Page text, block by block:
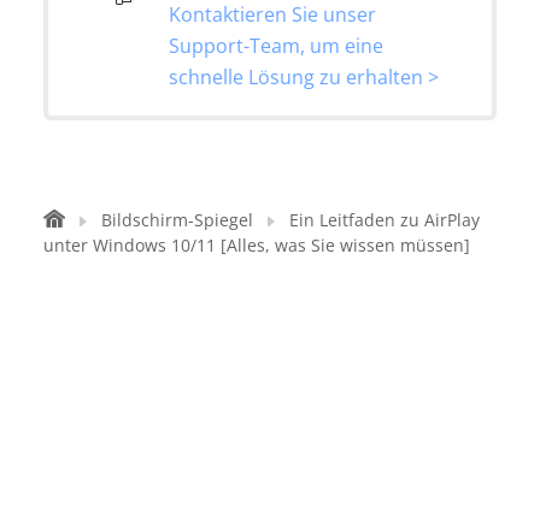
Kontaktieren Sie unser
Support-Team, um eine
schnelle Lösung zu erhalten >
Bildschirm-Spiegel
Ein Leitfaden zu AirPlay
unter Windows 10/11 [Alles, was Sie wissen müssen]